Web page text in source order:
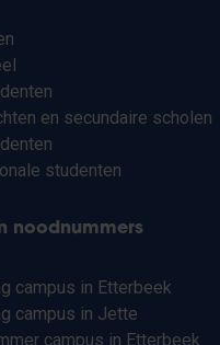
en secundaire scholen
studenten
noodnummers
campus in Etterbeek
campus in Jette
campus in Etterbeek